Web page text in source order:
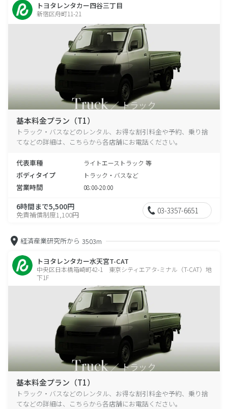
トヨタレンタカー四谷三丁目
新宿区舟町11-21
基本料金プラン（T1）
トラック・バスなどのレンタル、お得な割引料金や予約、乗り捨
てなどの詳細は、こちらから各店舗にお電話ください。
代表車種 ライトエーストラック 等
ボディタイプ トラック・バスなど
営業時間 08:00-20:00
6時間まで5,500円
免責補償制度1,100円 03-3357-6651
経済産業研究所から 3503m
トヨタレンタカー水天宮T-CAT
中央区日本橋箱崎町42-1 東京シティエアタ-ミナル（T-CAT）地
下1F
基本料金プラン（T1）
トラック・バスなどのレンタル、お得な割引料金や予約、乗り捨
てなどの詳細は、こちらから各店舗にお電話ください。